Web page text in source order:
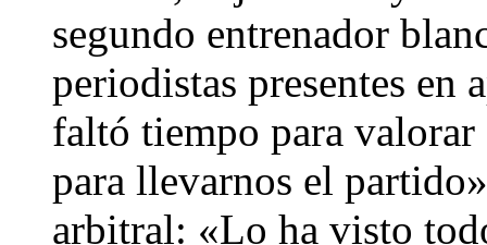
segundo entrenador
periodistas presentes en
faltó tiempo para valorar
para llevarnos el
arbitral: «Lo ha visto